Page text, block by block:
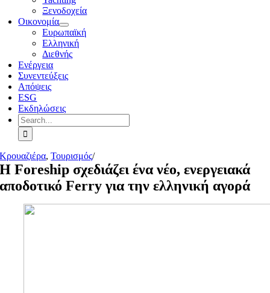
Ξενοδοχεία
Οικονομία
Ευρωπαϊκή
Ελληνική
Διεθνής
Ενέργεια
Συνεντεύξεις
Απόψεις
ESG
Εκδηλώσεις
Search
for:
Κρουαζιέρα,Τουρισμός/
Η Foreship σχεδιάζει ένα νέο, ενεργειακά
αποδοτικό Ferry για την ελληνική αγορά